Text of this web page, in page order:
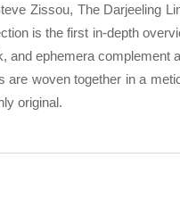
Zissou, The Darjeeling
is the first in-depth
and ephemera complement
are woven together in a
original.